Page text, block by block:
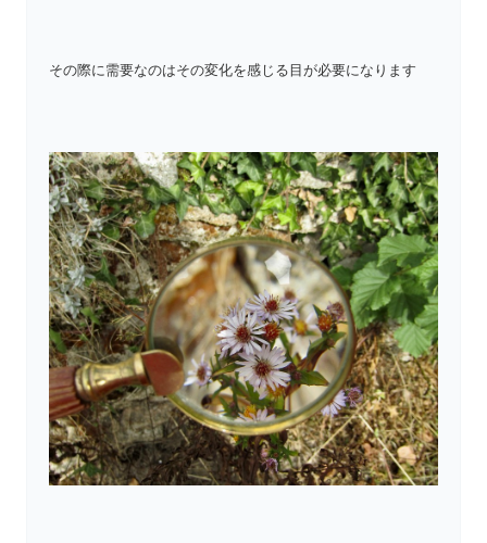
その際に需要なのはその変化を感じる目が必要になります